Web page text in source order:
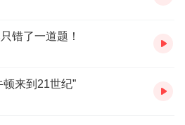
井底的幽灵还是想象力的迷思？
事件：真实性与恐怖之谜！
容院传闻：特效封唇膏和回春面
错了一道题！
来到21世纪”